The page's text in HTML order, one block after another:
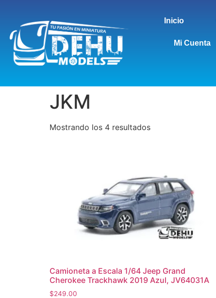
Inicio
Mi Cuenta
JKM
Mostrando los 4 resultados
Camioneta a Escala 1/64 Jeep Grand
Cherokee Trackhawk 2019 Azul, JV64031A
$249.00